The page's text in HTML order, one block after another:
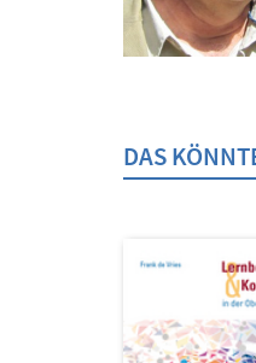
DAS